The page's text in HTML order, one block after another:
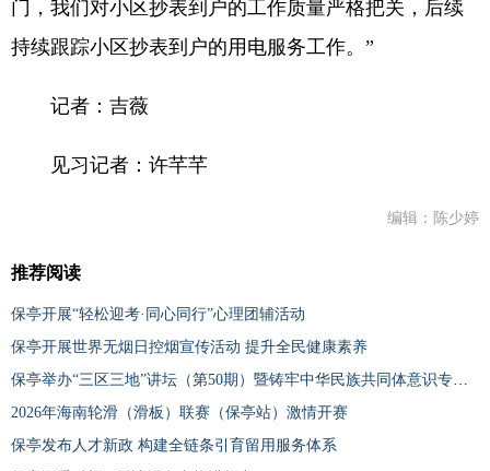
门，我们对小区抄表到户的工作质量严格把关，后续
持续跟踪小区抄表到户的用电服务工作。”
记者：吉薇
见习记者：许芊芊
编辑：陈少婷
推荐阅读
保亭开展“轻松迎考·同心同行”心理团辅活动
保亭开展世界无烟日控烟宣传活动 提升全民健康素养
保亭举办“三区三地”讲坛（第50期）暨铸牢中华民族共同体意识专题培训
2026年海南轮滑（滑板）联赛（保亭站）激情开赛
保亭发布人才新政 构建全链条引育留用服务体系